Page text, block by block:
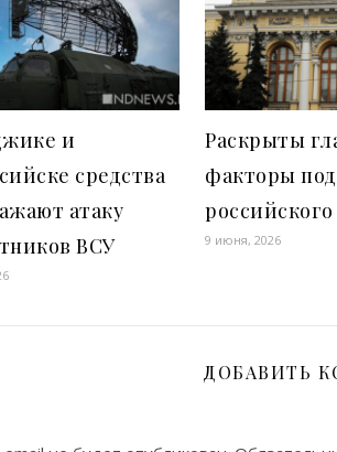
и
средства
атаку
ВСУ
Раскрыты
факторы
9 июня, 2026
ДОБАВИТЬ